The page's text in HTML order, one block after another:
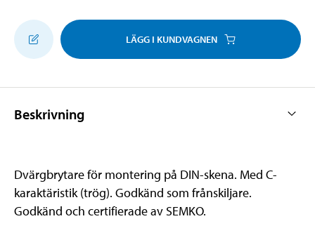
LÄGG I KUNDVAGNEN
Beskrivning
Dvärgbrytare för montering på DIN-skena. Med C-
karaktäristik (trög). Godkänd som frånskiljare.
Godkänd och certifierade av SEMKO.